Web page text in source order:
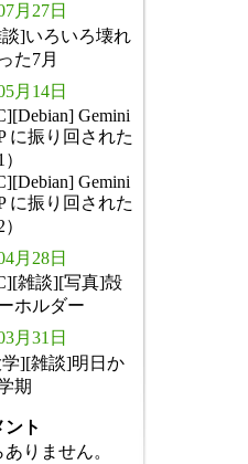
月27日
談]いろいろ壊れ
た7月
月14日
Gemini
に振り回された
Gemini
に振り回された
月28日
雑談][写真]殻
ホルダー
月31日
学][雑談]明日か
期
ト
りません。